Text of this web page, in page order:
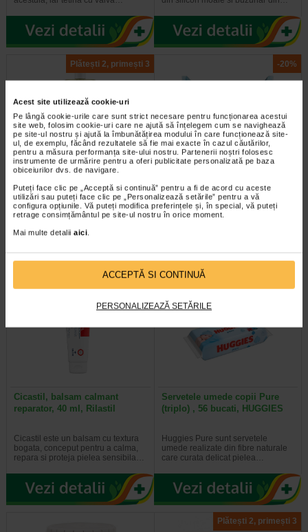
Acest site utilizează cookie-uri
Pe lângă cookie-urile care sunt strict necesare pentru funcționarea acestui
site web, folosim cookie-uri care ne ajută să înțelegem cum se navighează
pe site-ul nostru și ajută la îmbunătățirea modului în care funcționează site-
ul, de exemplu, făcând rezultatele să fie mai exacte în cazul căutărilor,
pentru a măsura performanța site-ului nostru. Partenerii noștri folosesc
instrumente de urmărire pentru a oferi publicitate personalizată pe baza
obiceiurilor dvs. de navigare.
Puteți face clic pe „Acceptă si continuă” pentru a fi de acord cu aceste
utilizări sau puteți face clic pe „Personalizează setările” pentru a vă
configura opțiunile. Vă puteți modifica preferințele și, în special, vă puteți
retrage consimțământul pe site-ul nostru în orice moment.
Mai multe detalii aici
ACCEPTĂ SI CONTINUĂ
PERSONALIZEAZĂ SETĂRILE
Plătești 2, primești 3
XEROLACT Ulei de spalare,
Curatare delicata si hidratare
intensa pentru pielea sensibila
RILASTIL XEROLACT Ulei de…
-20%
DERMASTIL PEDIATRIC
Servetele umede pentru
bebelusi Rilastil Dermastil
-40% Preț întreg: 49.90 Lei
Cicastil, balsam calmant
reparator, 40 ml, Rilastil
Cicastil este un balsam cu textura
bogata, conceput pentru a calma,
repara si proteja pielea sensibila…
Servetele umede copii Pure
(triplo) , 56 bucati, HUGGIES
Huggies Pure sunt servetele
umede realizate din fibre naturale
care curata delicat pielea…
Plătești 2, primești 3